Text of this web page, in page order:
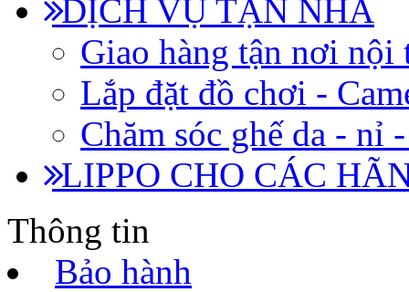
DỊCH VỤ TẬN NHÀ
Giao hàng tận nơi nội
Lắp đặt đồ chơi -
Chăm sóc ghế da - nỉ
LIPPO CHO CÁC
Thông tin
Bảo hành